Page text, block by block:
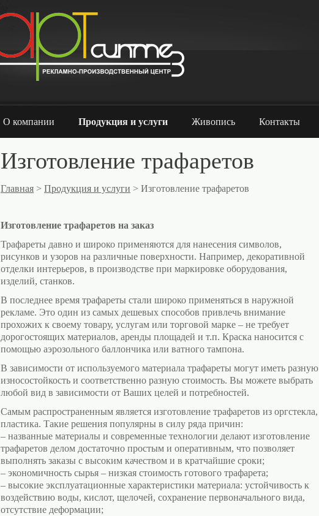
О компании Продукция и услуги Живопись Контакты
Изготовление трафаретов
Главная > Продукция и услуги > Изготовление трафаретов
Изготовление трафаретов на заказ
Трафареты давно и широко применяются для нанесения символов,
рисунков и узоров на различные поверхности. Например, декоративной
отделки интерьеров, в производстве при маркировке оборудования,
изделий, станков.
В последнее время трафареты стали широко применяться в наружной
рекламе. Это один из самых дешевых способов привлечь внимание
прохожих к своему товару, услугам или торговой марке – не требует
дорогостоящих материалов, аренды площадей и т.п. Краска наносится с
помощью аэрозольного баллончика или ватного тампона.
В зависимости от используемого материала трафареты могут иметь разную
износостойкость и соответственно разную стоимость. Вы можете выбрать
любой вид в зависимости от Ваших целей и потребностей.
Самым распространенным является изготовление трафаретов из оргстекла,
пластика. Такие решения популярны в силу ряда причин:
– названные материалы и современные технологии делают изготовление
трафаретов делом достаточно простым и оперативным, что позволяет
выполнять заказы с высоким качеством и в кратчайшие сроки;
– экономичность сырья – низкая стоимость готового трафарета;
– высокие эксплуатационные характеристики материала: устойчивость к
воздействию воды, кислот, щелочей, сохранение первоначального вида,
отсутствие деформации;